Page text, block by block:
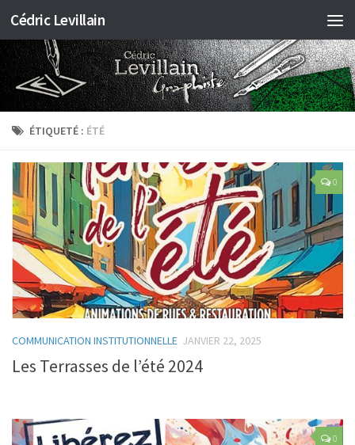
Cédric Levillain
ÉTIQUETÉ : ÉTÉ
0
COMMUNICATION INSTITUTIONNELLE JANVIER 22, 2025
Les Terrasses de l’été 2024
0